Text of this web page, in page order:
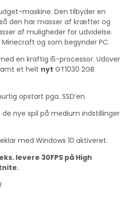
maskine. Den tilbyder en
den har masser af kræfter og
af muligheder for udvidelse.
og som begynder PC.
en kraftig i5-processor. Udover
et helt nyt GT1030 2GB
opstart pga. SSD’en.
nye spil på medium indstillinger
med Windows 10 aktiveret.
levere 30FPS på High